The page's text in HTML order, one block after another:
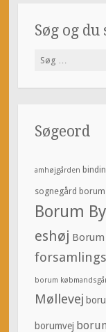
Søg og
Søg
Søgeord
amhøjgården
sognegård
Borum
eshøj Borum
borum
Møllevej
borumvej